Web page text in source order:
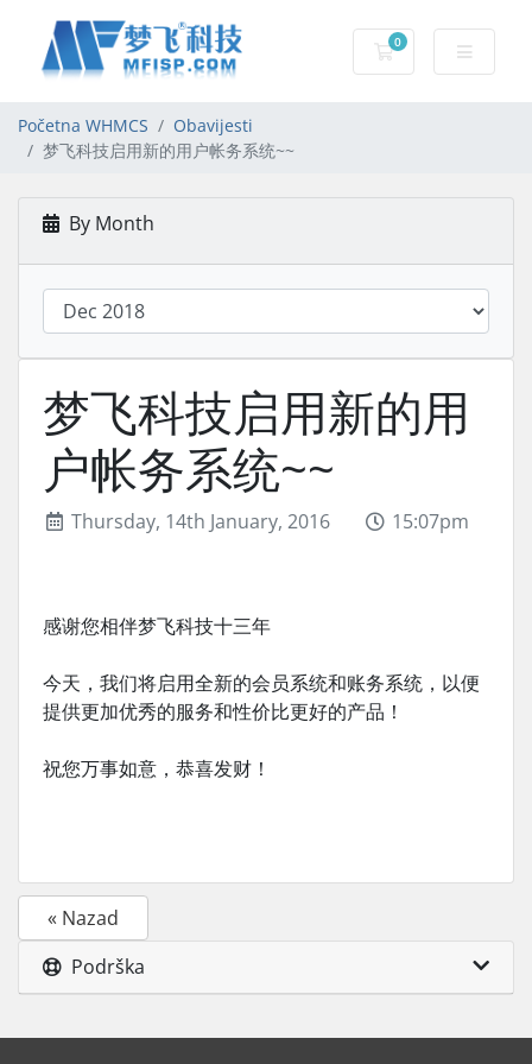
0
Košarica
Početna WHMCS
Obavijesti
梦飞科技启用新的用户帐务系统~~
By Month
梦飞科技启用新的用
户帐务系统~~
Thursday, 14th January, 2016 15:07pm
感谢您相伴梦飞科技十三年
今天，我们将启用全新的会员系统和账务系统，以便
提供更加优秀的服务和性价比更好的产品！
祝您万事如意，恭喜发财！
« Nazad
Podrška